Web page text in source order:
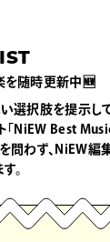
を随時更新中🆕
選択肢を提示し
NiEW Best Music
問わず、NiEW編
。